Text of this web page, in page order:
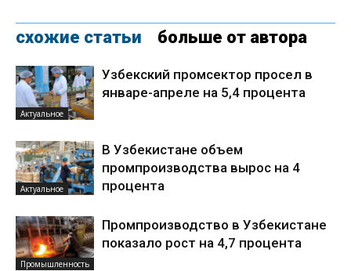
схожие статьи больше от автора
Актуальное
Узбекский промсектор просел в
январе-апреле на 5,4 процента
Актуальное
В Узбекистане объем
промпроизводства вырос на 4
процента
Промышленность
Промпроизводство в Узбекистане
показало рост на 4,7 процента